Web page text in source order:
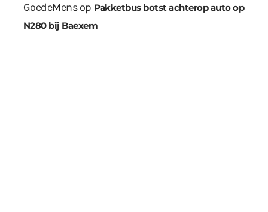
GoedeMensop Pakketbus botst achterop auto op
N280 bij Baexem